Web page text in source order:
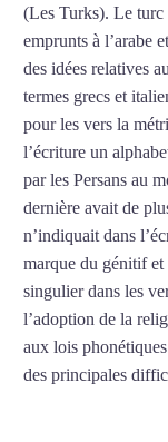
(Les Turks). Le turc
emprunts à l’arabe
des idées relatives
termes grecs et
pour les vers la
l’écriture un
par les Persans au
dernière avait de
n’indiquait dans
marque du génitif
singulier dans les
l’adoption de la
aux lois
des principales